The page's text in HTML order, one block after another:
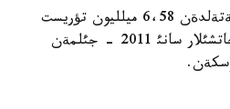
وتكةن جئلئ ءذندئستانعا شةتةلدةن 6،58 ميلليون تؤريست
ساپار جاسادئ. ياعني، ساياحاتشئلار سانئ 2011 - جئلمةن